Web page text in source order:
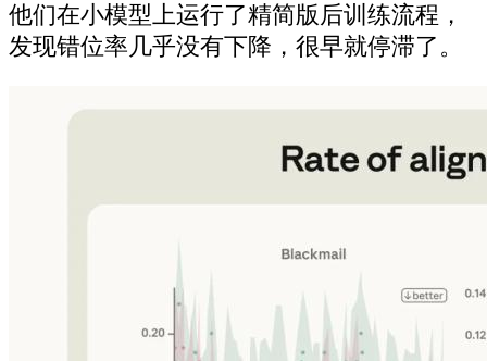
他们在小模型上运行了精简版后训练流程，
发现错位率几乎没有下降，很早就停滞了。